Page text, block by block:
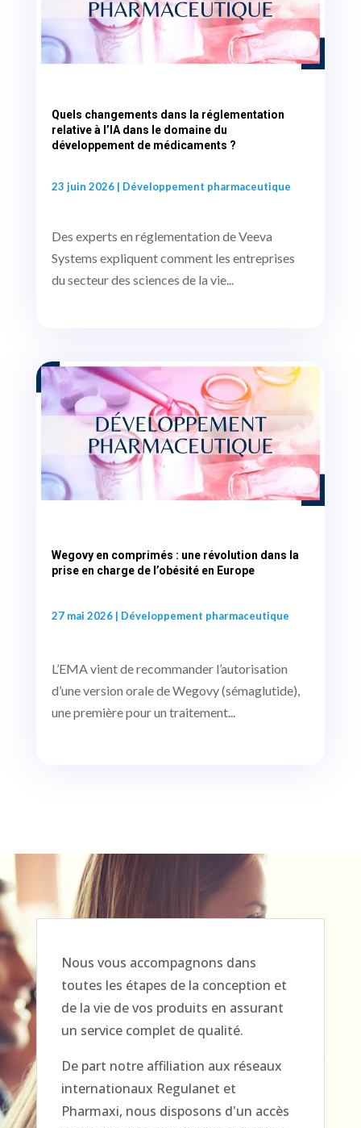
Quels changements dans la réglementation
relative à l’IA dans le domaine du
développement de médicaments ?
23 juin 2026| Développement pharmaceutique
Des experts en réglementation de Veeva
Systems expliquent comment les entreprises
du secteur des sciences de la vie...
Wegovy en comprimés : une révolution dans la
prise en charge de l’obésité en Europe
27 mai 2026| Développement pharmaceutique
L’EMA vient de recommander l’autorisation
d’une version orale de Wegovy (sémaglutide),
une première pour un traitement...
Nous vous accompagnons dans
toutes les étapes de la conception et
de la vie de vos produits en assurant
un service complet de qualité.
De part notre affiliation aux réseaux
internationaux Regulanet et
Pharmaxi, nous disposons d'un accès